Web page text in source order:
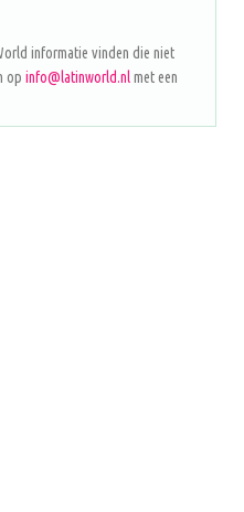
informatie vinden die niet
op info@latinworld.nlmet een